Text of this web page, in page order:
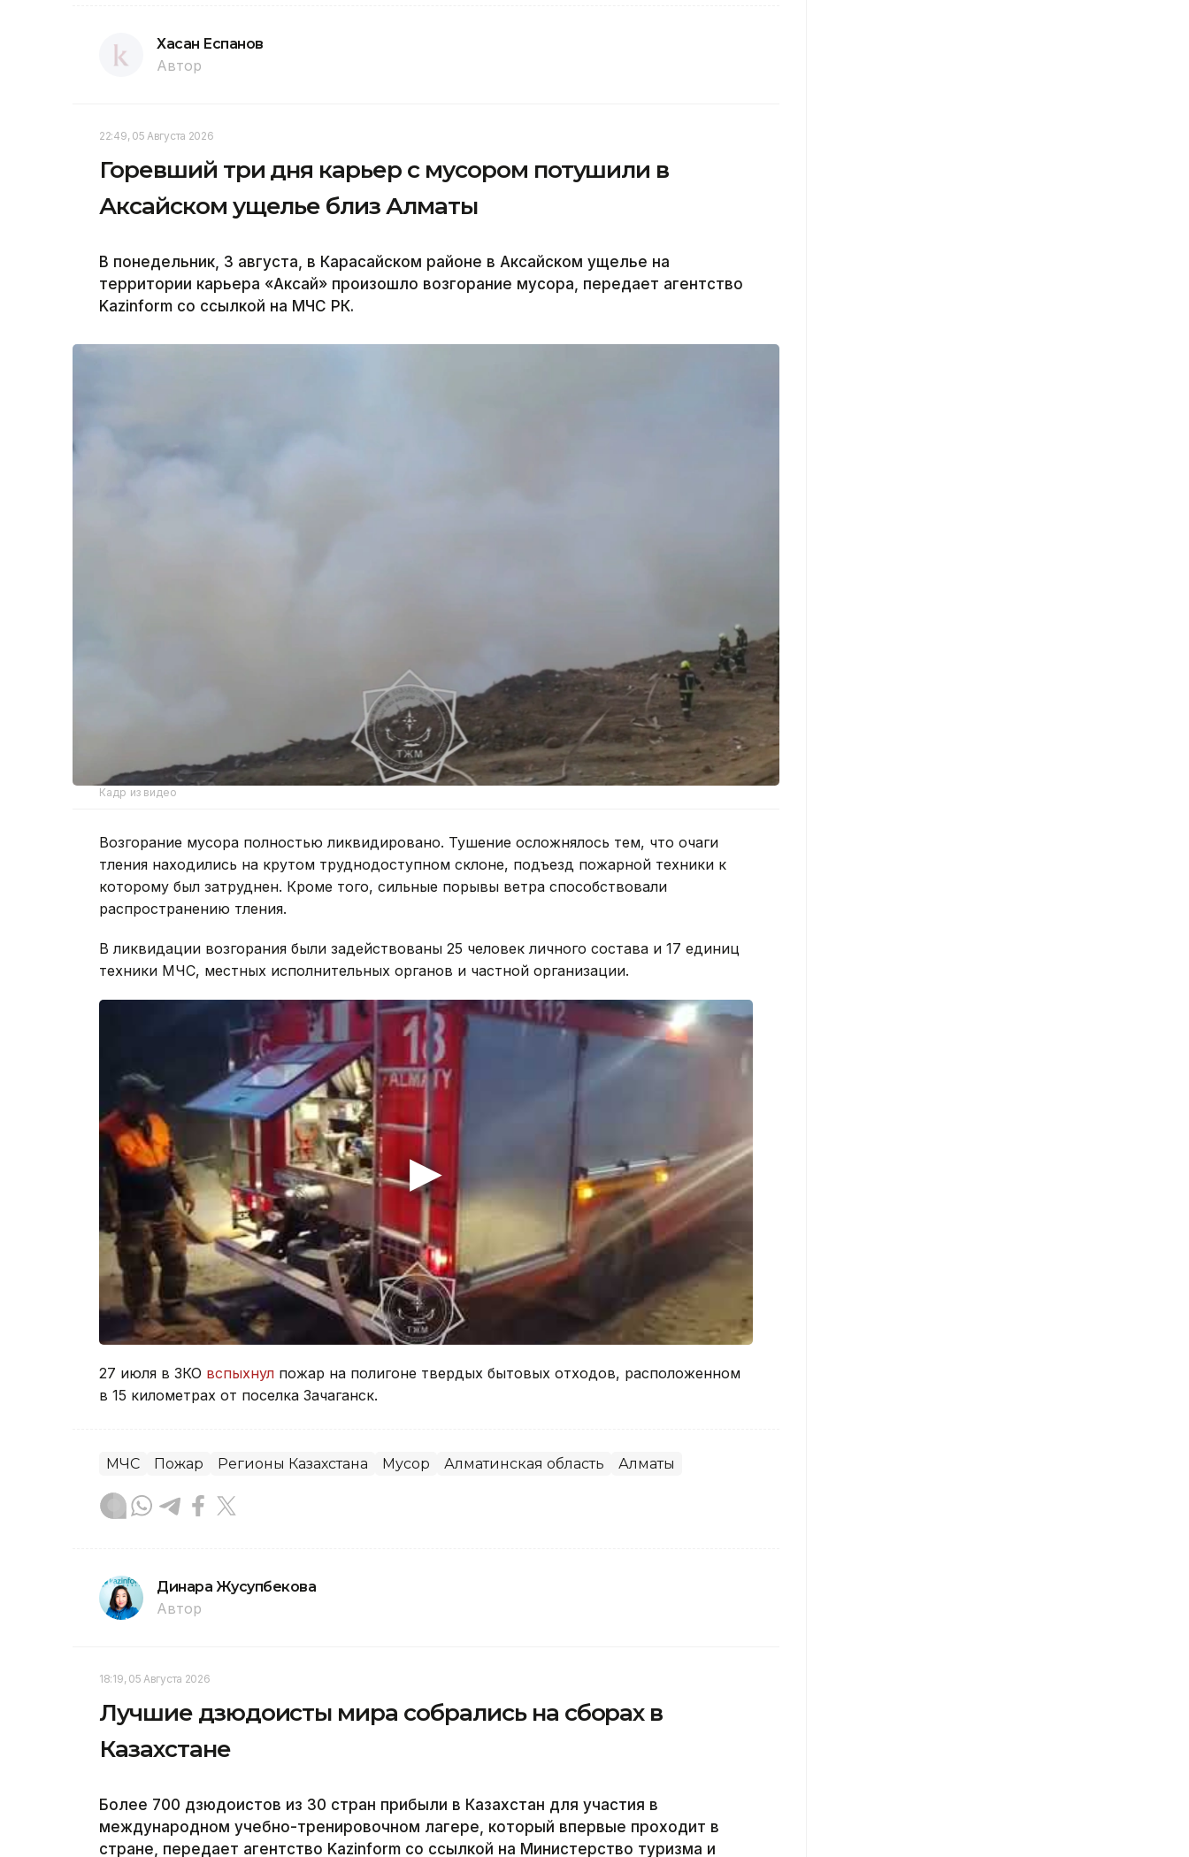
Хасан Еспанов
Автор
22:49, 05 Августа 2026
Горевший три дня карьер с мусором потушили в
Аксайском ущелье близ Алматы
В понедельник, 3 августа, в Карасайском районе в Аксайском ущелье на
территории карьера «Аксай» произошло возгорание мусора, передает агентство
Kazinform со ссылкой на МЧС РК.
Кадр из видео
Возгорание мусора полностью ликвидировано. Тушение осложнялось тем, что очаги
тления находились на крутом труднодоступном склоне, подъезд пожарной техники к
которому был затруднен. Кроме того, сильные порывы ветра способствовали
распространению тления.
В ликвидации возгорания были задействованы 25 человек личного состава и 17 единиц
техники МЧС, местных исполнительных органов и частной организации.
27 июля в ЗКО вспыхнул пожар на полигоне твердых бытовых отходов, расположенном
в 15 километрах от поселка Зачаганск.
МЧС Пожар Регионы Казахстана Мусор Алматинская область Алматы
Динара Жусупбекова
Автор
18:19, 05 Августа 2026
Лучшие дзюдоисты мира собрались на сборах в
Казахстане
Более 700 дзюдоистов из 30 стран прибыли в Казахстан для участия в
международном учебно-тренировочном лагере, который впервые проходит в
стране, передает агентство Kazinform со ссылкой на Министерство туризма и